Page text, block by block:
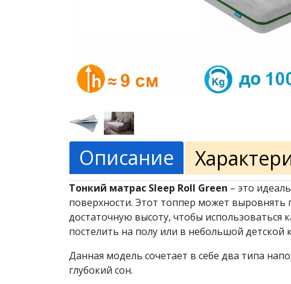
Описание
Тонкий матрас Sleep Roll Green – это
поверхности. Этот топпер может выровнять
достаточную высоту, чтобы использоваться
постелить на полу или в небольшой детской
Данная модель сочетает в себе два типа
глубокий сон.